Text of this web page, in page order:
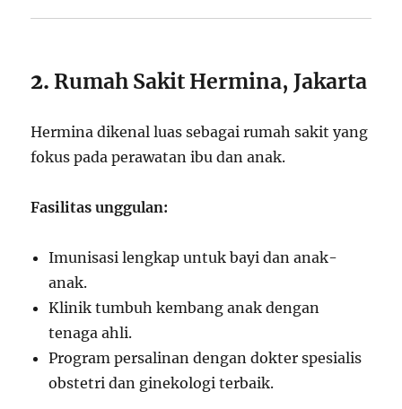
2.Rumah Sakit Hermina, Jakarta
Hermina dikenal luas sebagai rumah sakit yang
fokus pada perawatan ibu dan anak.
Fasilitas unggulan:
Imunisasi lengkap untuk bayi dan anak-
anak.
Klinik tumbuh kembang anak dengan
tenaga ahli.
Program persalinan dengan dokter spesialis
obstetri dan ginekologi terbaik.